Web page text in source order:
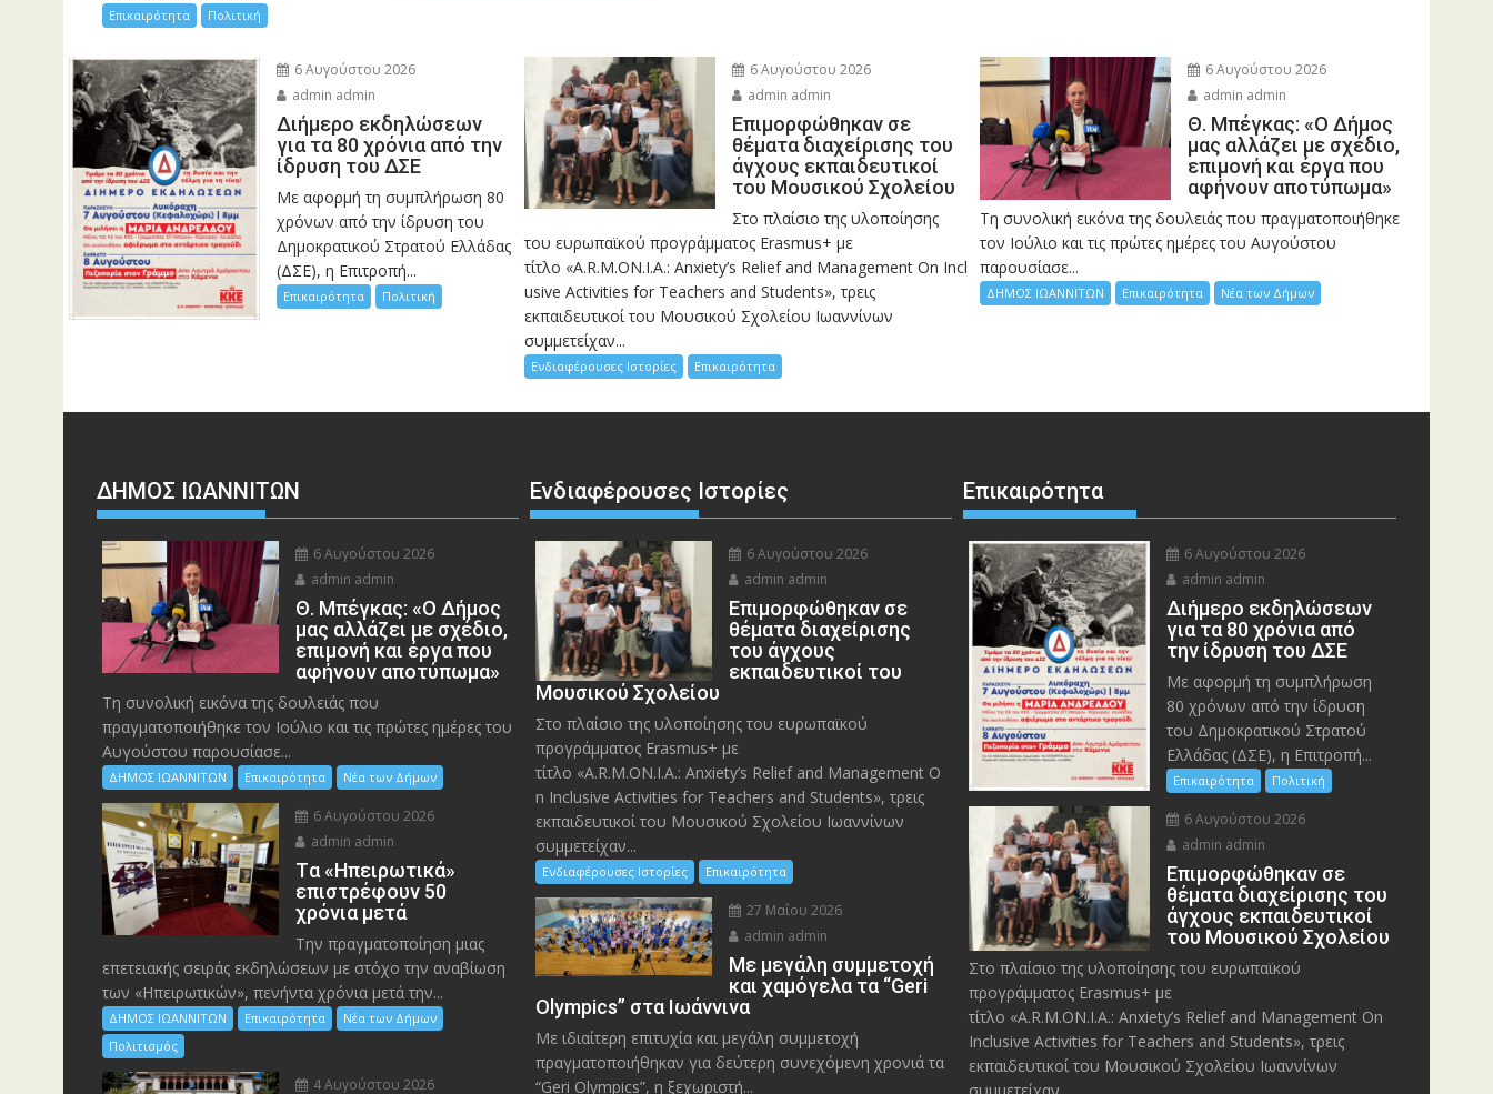
Επικαιρότητα Πολιτική
6 Αυγούστου 2026
admin admin
Διήμερο εκδηλώσεων
για τα 80 χρόνια από την
ίδρυση του ΔΣΕ
Με αφορμή τη συμπλήρωση 80
χρόνων από την ίδρυση του
Δημοκρατικού Στρατού Ελλάδας
(ΔΣΕ), η Επιτροπή...
Επικαιρότητα Πολιτική
6 Αυγούστου 2026
admin admin
Eπιμορφώθηκαν σε
θέματα διαχείρισης του
άγχους εκπαιδευτικοί
του Μουσικού Σχολείου
Στο πλαίσιο της υλοποίησης
του ευρωπαϊκού προγράμματος Erasmus+ με
τίτλο «A.R.M.ON.I.A.: Anxiety’s Relief and Management On Incl
usive Activities for Teachers and Students», τρεις
εκπαιδευτικοί του Μουσικού Σχολείου Ιωαννίνων
συμμετείχαν...
Ενδιαφέρουσες Ιστορίες Επικαιρότητα
6 Αυγούστου 2026
admin admin
Θ. Μπέγκας: «Ο Δήμος
μας αλλάζει με σχέδιο,
επιμονή και έργα που
αφήνουν αποτύπωμα»
Τη συνολική εικόνα της δουλειάς που πραγματοποιήθηκε
τον Ιούλιο και τις πρώτες ημέρες του Αυγούστου
παρουσίασε...
ΔΗΜΟΣ ΙΩΑΝΝΙΤΩΝ Επικαιρότητα Νέα των Δήμων
ΔΗΜΟΣ ΙΩΑΝΝΙΤΩΝ
6 Αυγούστου 2026
admin admin
Θ. Μπέγκας: «Ο Δήμος
μας αλλάζει με σχέδιο,
επιμονή και έργα που
αφήνουν αποτύπωμα»
Τη συνολική εικόνα της δουλειάς που
πραγματοποιήθηκε τον Ιούλιο και τις πρώτες ημέρες του
Αυγούστου παρουσίασε...
ΔΗΜΟΣ ΙΩΑΝΝΙΤΩΝ Επικαιρότητα Νέα των Δήμων
6 Αυγούστου 2026
admin admin
Tα «Ηπειρωτικά»
επιστρέφουν 50
χρόνια μετά
Την πραγματοποίηση μιας
επετειακής σειράς εκδηλώσεων με στόχο την αναβίωση
των «Ηπειρωτικών», πενήντα χρόνια μετά την...
ΔΗΜΟΣ ΙΩΑΝΝΙΤΩΝ Επικαιρότητα
Νέα των Δήμων
Πολιτισμός
4 Αυγούστου 2026
Ενδιαφέρουσες Ιστορίες
6 Αυγούστου 2026
admin admin
Eπιμορφώθηκαν σε
θέματα διαχείρισης
του άγχους
εκπαιδευτικοί του
Μουσικού Σχολείου
Στο πλαίσιο της υλοποίησης του ευρωπαϊκού
προγράμματος Erasmus+ με
τίτλο «A.R.M.ON.I.A.: Anxiety’s Relief and Management O
n Inclusive Activities for Teachers and Students», τρεις
εκπαιδευτικοί του Μουσικού Σχολείου Ιωαννίνων
συμμετείχαν...
Ενδιαφέρουσες Ιστορίες Επικαιρότητα
27 Μαΐου 2026
admin admin
Με μεγάλη συμμετοχή
και χαμόγελα τα “Geri
Olympics” στα Ιωάννινα
Με ιδιαίτερη επιτυχία και μεγάλη συμμετοχή
πραγματοποιήθηκαν για δεύτερη συνεχόμενη χρονιά τα
“Geri Olympics”, η ξεχωριστή...
Επικαιρότητα
6 Αυγούστου 2026
admin admin
Διήμερο εκδηλώσεων
για τα 80 χρόνια από
την ίδρυση του ΔΣΕ
Με αφορμή τη συμπλήρωση
80 χρόνων από την ίδρυση
του Δημοκρατικού Στρατού
Ελλάδας (ΔΣΕ), η Επιτροπή...
Επικαιρότητα Πολιτική
6 Αυγούστου 2026
admin admin
Eπιμορφώθηκαν σε
θέματα διαχείρισης του
άγχους εκπαιδευτικοί
του Μουσικού Σχολείου
Στο πλαίσιο της υλοποίησης του ευρωπαϊκού
προγράμματος Erasmus+ με
τίτλο «A.R.M.ON.I.A.: Anxiety’s Relief and Management On
Inclusive Activities for Teachers and Students», τρεις
εκπαιδευτικοί του Μουσικού Σχολείου Ιωαννίνων